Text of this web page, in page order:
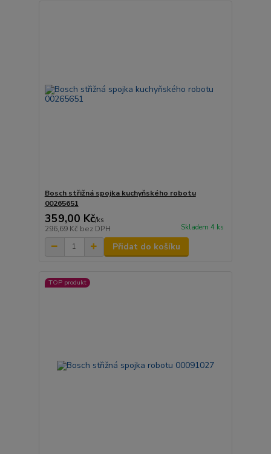
Bosch střižná spojka kuchyňského robotu
00265651
359,00 Kč/ks
296,69 Kč bez DPH Skladem 4 ks
Přidat do košíku
TOP produkt